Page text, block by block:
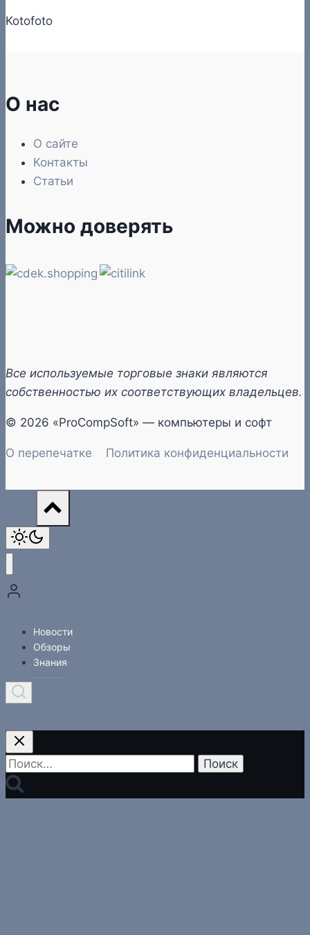
Kotofoto
О нас
О сайте
Контакты
Статьи
Можно доверять
Все используемые торговые знаки являются
собственностью их соответствующих владельцев.
© 2026 «ProCompSoft» — компьютеры и софт
О перепечатке Политика конфиденциальности
Новости
Обзоры
Знания
Найти: